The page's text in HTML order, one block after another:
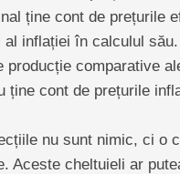
ține cont de prețurile
al inflației în calculul
producție comparative
ține cont de prețurile
nu sunt nimic, ci o
Aceste cheltuieli ar